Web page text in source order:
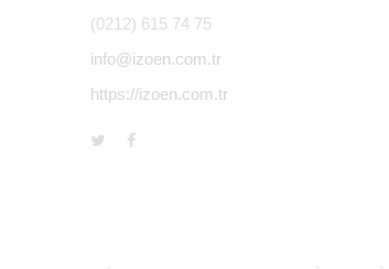
(0212) 615 74 75
info@izoen.com.tr
https://izoen.com.tr